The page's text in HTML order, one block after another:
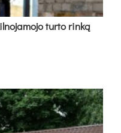
turto rinką